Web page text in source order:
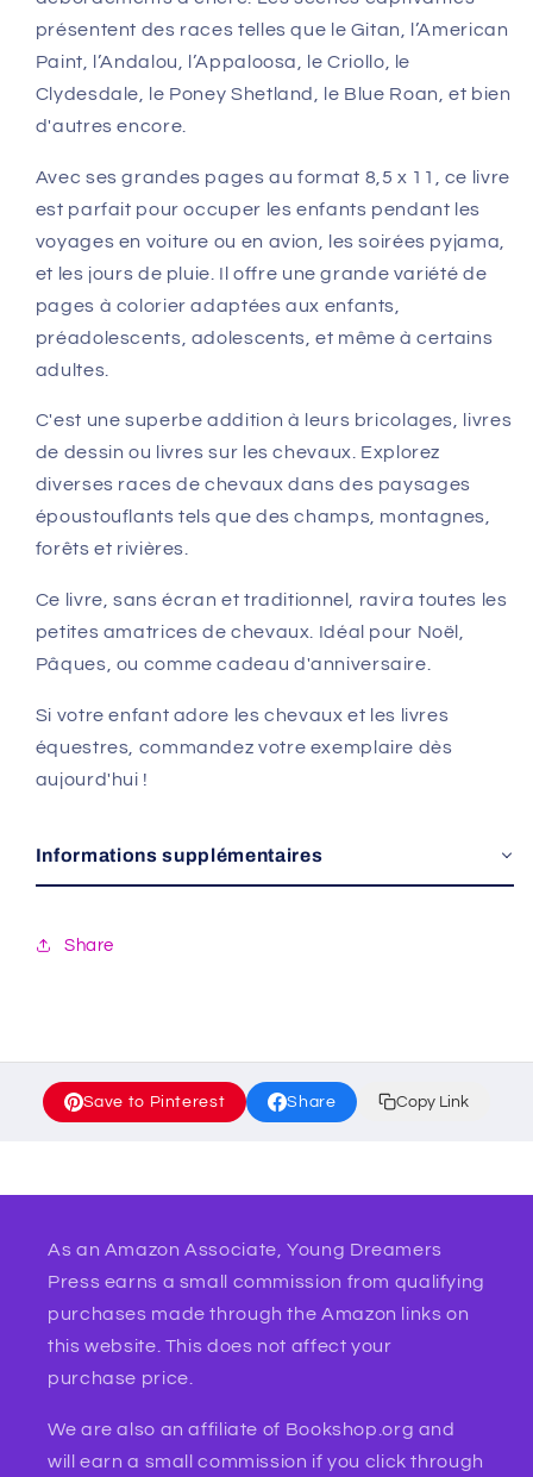
présentent des races telles que le Gitan, l’American
Paint, l’Andalou, l’Appaloosa, le Criollo, le
Clydesdale, le Poney Shetland, le Blue Roan, et bien
d'autres encore.
Avec ses grandes pages au format 8,5 x 11, ce livre
est parfait pour occuper les enfants pendant les
voyages en voiture ou en avion, les soirées pyjama,
et les jours de pluie. Il offre une grande variété de
pages à colorier adaptées aux enfants,
préadolescents, adolescents, et même à certains
adultes.
C'est une superbe addition à leurs bricolages, livres
de dessin ou livres sur les chevaux. Explorez
diverses races de chevaux dans des paysages
époustouflants tels que des champs, montagnes,
forêts et rivières.
Ce livre, sans écran et traditionnel, ravira toutes les
petites amatrices de chevaux. Idéal pour Noël,
Pâques, ou comme cadeau d'anniversaire.
Si votre enfant adore les chevaux et les livres
équestres, commandez votre exemplaire dès
aujourd'hui !
Informations supplémentaires
Share
Save to Pinterest Share Copy Link
As an Amazon Associate, Young Dreamers
Press earns a small commission from qualifying
purchases made through the Amazon links on
this website. This does not affect your
purchase price.
We are also an affiliate of Bookshop.org and
will earn a small commission if you click through